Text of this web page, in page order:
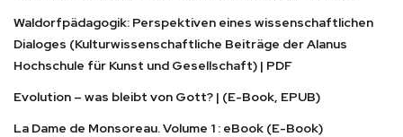
Waldorfpädagogik: Perspektiven eines wissenschaftlichen
Dialoges (Kulturwissenschaftliche Beiträge der Alanus
Hochschule für Kunst und Gesellschaft) | PDF
Evolution – was bleibt von Gott? | (E-Book, EPUB)
La Dame de Monsoreau. Volume 1 : eBook (E-Book)